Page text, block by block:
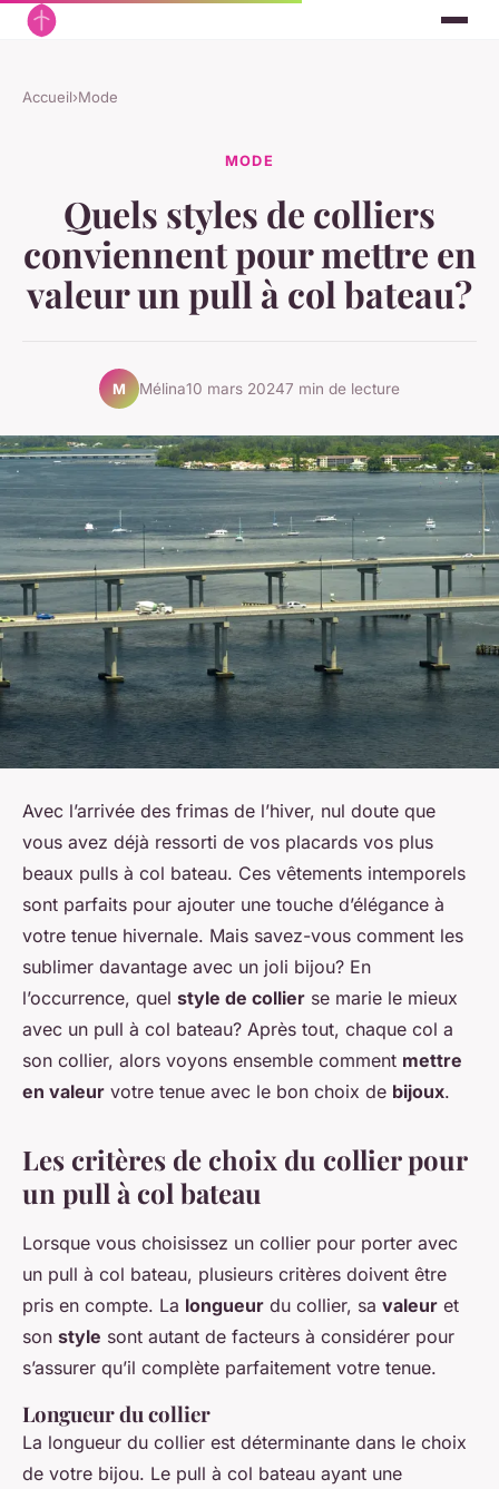
Accueil›Mode
MODE
Quels styles de colliers
conviennent pour mettre en
valeur un pull à col bateau?
M Mélina10 mars 20247 min de lecture
Avec l’arrivée des frimas de l’hiver, nul doute que
vous avez déjà ressorti de vos placards vos plus
beaux pulls à col bateau. Ces vêtements intemporels
sont parfaits pour ajouter une touche d’élégance à
votre tenue hivernale. Mais savez-vous comment les
sublimer davantage avec un joli bijou? En
l’occurrence, quel style de collier se marie le mieux
avec un pull à col bateau? Après tout, chaque col a
son collier, alors voyons ensemble comment mettre
en valeur votre tenue avec le bon choix de bijoux.
Les critères de choix du collier pour
un pull à col bateau
Lorsque vous choisissez un collier pour porter avec
un pull à col bateau, plusieurs critères doivent être
pris en compte. La longueur du collier, sa valeur et
son style sont autant de facteurs à considérer pour
s’assurer qu’il complète parfaitement votre tenue.
Longueur du collier
La longueur du collier est déterminante dans le choix
de votre bijou. Le pull à col bateau ayant une